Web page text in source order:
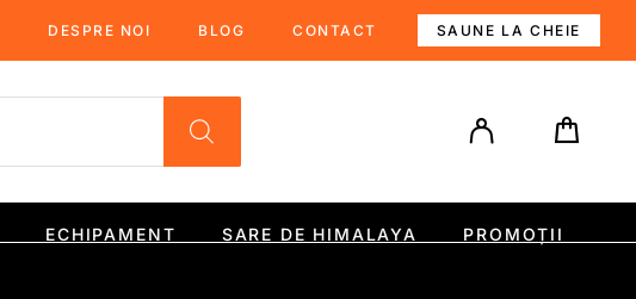
SAUNE LA CHEIE
DESPRE NOI BLOG CONTACT
ECHIPAMENT SARE DE HIMALAYA PROMOȚII